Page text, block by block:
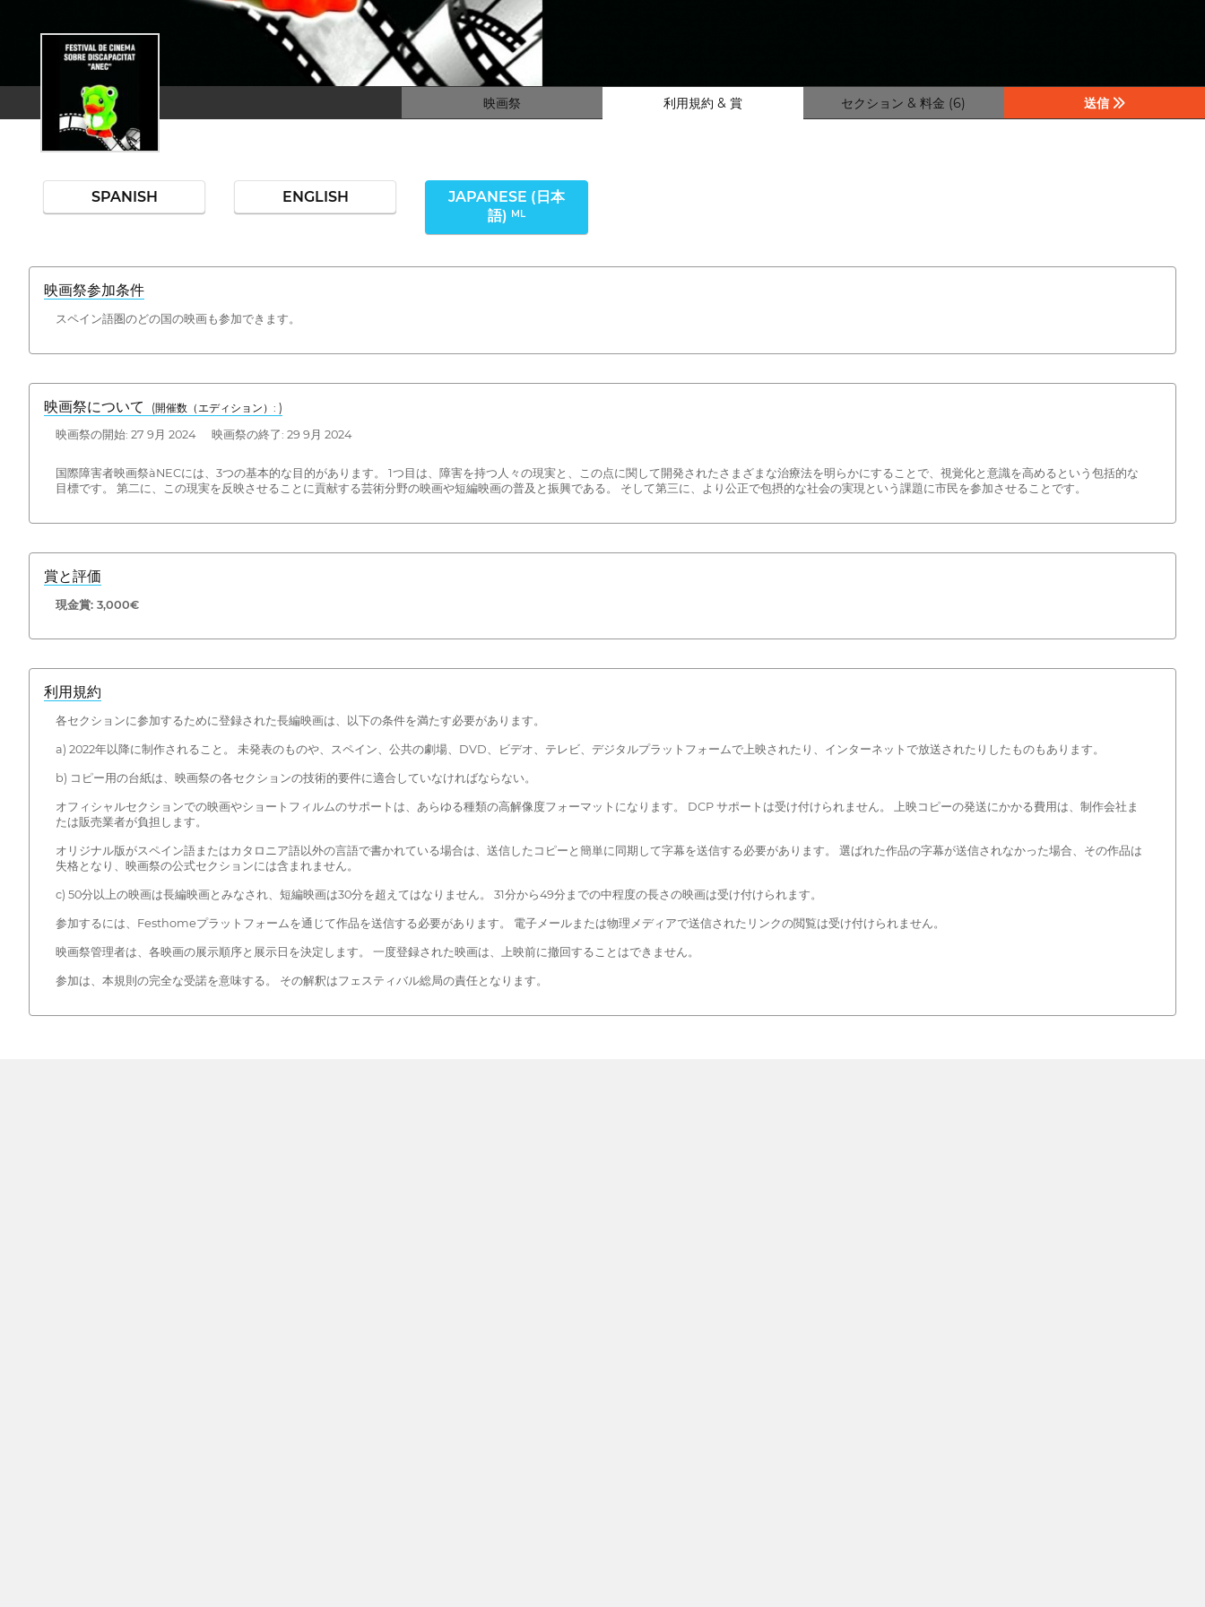
映画祭 利用規約 & 賞 セクション & 料金 (6) 送信
SPANISH ENGLISH
JAPANESE (日本
語) ML
映画祭参加条件
スペイン語圏のどの国の映画も参加できます。
映画祭について (開催数（エディション）: )
映画祭の開始: 27 9月 2024 映画祭の終了: 29 9月 2024
国際障害者映画祭àNECには、3つの基本的な目的があります。 1つ目は、障害を持つ人々の現実と、この点に関して開発されたさまざまな治療法を明らかにすることで、視覚化と意識を高めるという包括的な
目標です。 第二に、この現実を反映させることに貢献する芸術分野の映画や短編映画の普及と振興である。 そして第三に、より公正で包摂的な社会の実現という課題に市民を参加させることです。
賞と評価
現金賞: 3,000€
利用規約
各セクションに参加するために登録された長編映画は、以下の条件を満たす必要があります。
a) 2022年以降に制作されること。 未発表のものや、スペイン、公共の劇場、DVD、ビデオ、テレビ、デジタルプラットフォームで上映されたり、インターネットで放送されたりしたものもあります。
b) コピー用の台紙は、映画祭の各セクションの技術的要件に適合していなければならない。
オフィシャルセクションでの映画やショートフィルムのサポートは、あらゆる種類の高解像度フォーマットになります。 DCP サポートは受け付けられません。 上映コピーの発送にかかる費用は、制作会社ま
たは販売業者が負担します。
オリジナル版がスペイン語またはカタロニア語以外の言語で書かれている場合は、送信したコピーと簡単に同期して字幕を送信する必要があります。 選ばれた作品の字幕が送信されなかった場合、その作品は
失格となり、映画祭の公式セクションには含まれません。
c) 50分以上の映画は長編映画とみなされ、短編映画は30分を超えてはなりません。 31分から49分までの中程度の長さの映画は受け付けられます。
参加するには、Festhomeプラットフォームを通じて作品を送信する必要があります。 電子メールまたは物理メディアで送信されたリンクの閲覧は受け付けられません。
映画祭管理者は、各映画の展示順序と展示日を決定します。 一度登録された映画は、上映前に撤回することはできません。
参加は、本規則の完全な受諾を意味する。 その解釈はフェスティバル総局の責任となります。